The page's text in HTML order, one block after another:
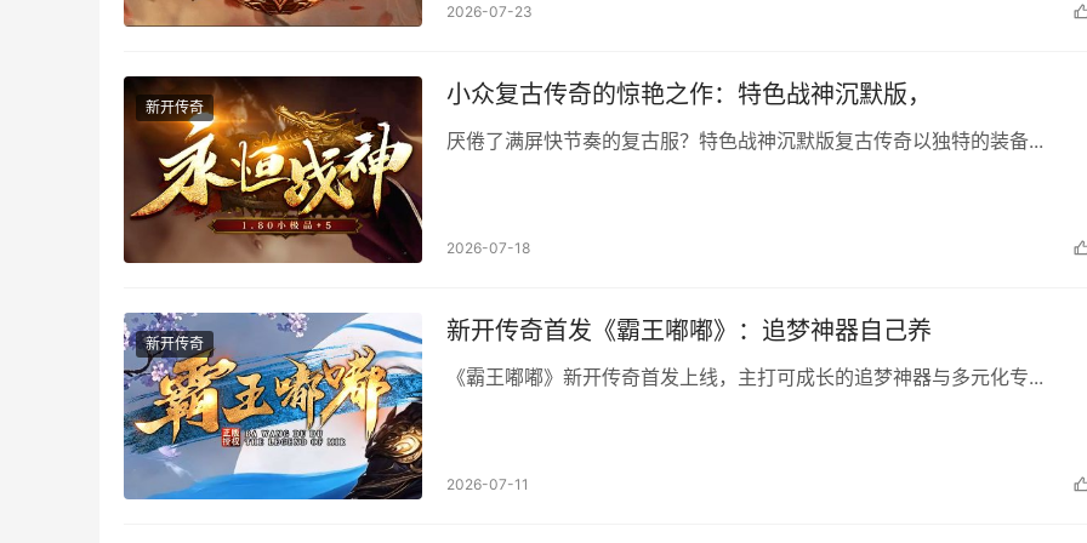
2026-07-23
新开传奇 小众复古传奇的惊艳之作：特色战神沉默版，
厌倦了满屏快节奏的复古服？特色战神沉默版复古传奇以独特的装备...
2026-07-18
新开传奇 新开传奇首发《霸王嘟嘟》：追梦神器自己养
《霸王嘟嘟》新开传奇首发上线，主打可成长的追梦神器与多元化专...
2026-07-11